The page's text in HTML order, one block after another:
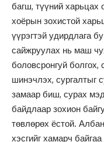
багш, түүний харьцах
хоёрын зохистой
үүрэгтэй удирдлага
сайжруулах нь маш
боловсронгуй болгох,
шинэчлэх, сургалтыг
замаар биш, сурах
байдлаар зохион
төвлөрөх ёстой.
хэсгийг хамарч